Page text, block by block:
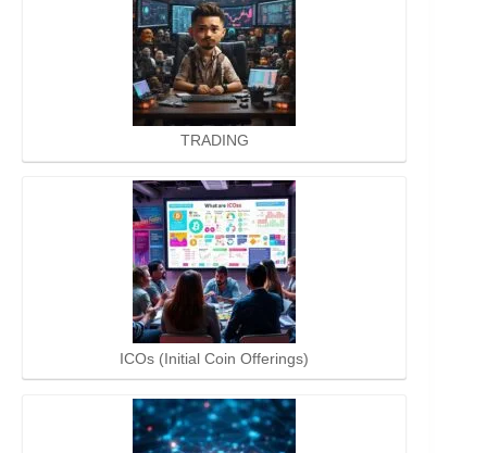
TRADING
ICOs (Initial Coin Offerings)